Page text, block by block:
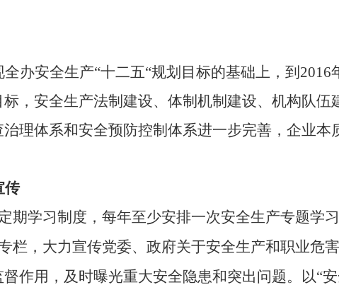
办安全生产“十二五“规划目标的基础上，到 2016
，安全生产法制建设、体制机制建设、机构队伍
理体系和安全预防控制体系进一步完善，企业本
传
期学习制度，每年至少安排一次安全生产专题学习
栏，大力宣传党委、政府关于安全生产和职业危
作用，及时曝光重大安全隐患和突出问题。以“